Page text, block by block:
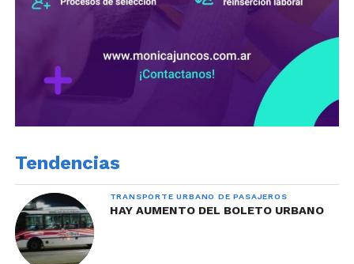
Tendencias
TRANSPORTE URBANO DE PASAJEROS
HAY AUMENTO DEL BOLETO URBANO